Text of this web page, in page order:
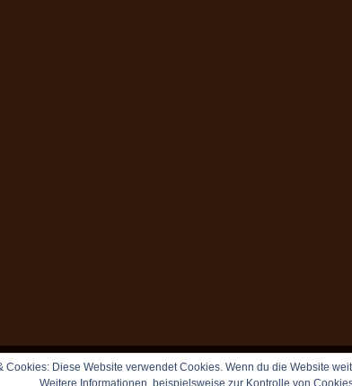
Copyright © 2009
Cookies: Diese Website verwendet Cookies. Wenn du die Website
Weitere Informationen, beispielsweise zur Kontrolle von